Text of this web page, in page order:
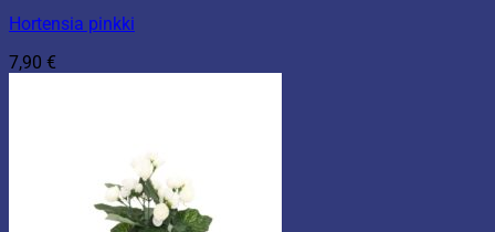
Hortensia pinkki
7,90 €